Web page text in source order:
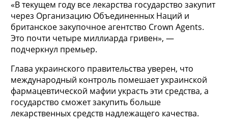
«В текущем году все лекарства государство закупит
через Организацию Объединенных Наций и
британское закупочное агентство Crown Agents.
Это почти четыре миллиарда гривен», —
подчеркнул премьер.
Глава украинского правительства уверен, что
международный контроль помешает украинской
фармацевтической мафии украсть эти средства, а
государство сможет закупить больше
лекарственных средств надлежащего качества.